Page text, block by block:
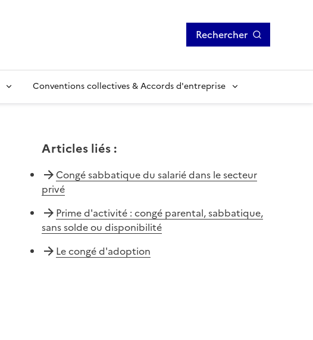
Rechercher
Conventions collectives & Accords d'entreprise
Articles liés:
Congé sabbatique du salarié dans le secteur
privé
Prime d'activité : congé parental, sabbatique,
sans solde ou disponibilité
Le congé d'adoption